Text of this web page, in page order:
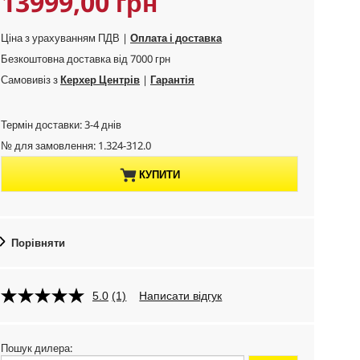
r
o
d
u
c
p
r
i
c
e
n
g
u
r
e
n
p
o
d
Ціна з урахуванням ПДВ | Оплата і доставка
Безкоштовна доставка від 7000 грн
Самовивіз зКерхер Центрів | Гарантія
Термін доставки: 3-4 днів
№ для замовлення: 1.324-312.0
КУПИТИ
Порівняти
5.0 (1) Написати відгук
Пошук дилера: